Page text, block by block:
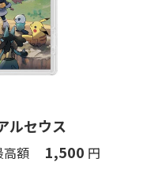
ルセウス
高額 1,500 円